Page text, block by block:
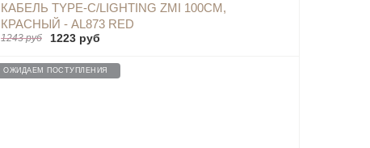
КАБЕЛЬ TYPE-C/LIGHTING ZMI 100СМ,
КРАСНЫЙ - AL873 RED
1243 руб 1223 руб
ОПОВЕСТИТЬ
ОЖИДАЕМ ПОСТУПЛЕНИЯ